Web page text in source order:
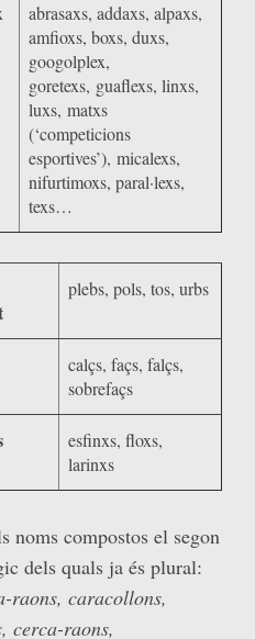
abrasaxs, addaxs, alpaxs,
amfioxs, boxs, duxs,
googolplex,
goretexs, guaflexs, linxs,
luxs, matxs
(‘competicions
esportives’), micalexs,
nifurtimoxs, paral·lexs,
texs…
plebs, pols, tos, urbs
calçs, façs, falçs,
sobrefaçs
esfinxs, floxs,
larinxs
noms compostos el segon
dels quals ja és plural:
raons, caracollons,
cerca-raons,